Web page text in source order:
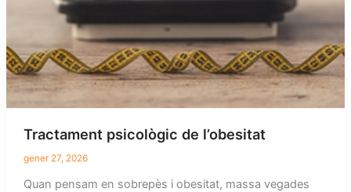
Tractament psicològic de l’obesitat
gener 27, 2026
Quan pensam en sobrepès i obesitat, massa vegades